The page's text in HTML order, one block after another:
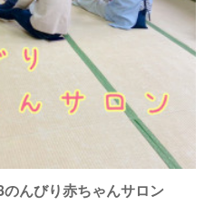
のんびり赤ちゃんサロン